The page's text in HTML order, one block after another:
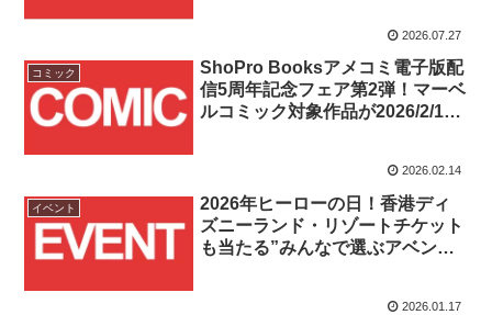
2026.07.27
コミック
ShoPro Booksアメコミ電子版配
信5周年記念フェア第2弾！マーベ
ルコミック対象作品が2026/2/14
2026.02.14
イベント
2026年ヒーローの日！香港ディ
ズニーランド・リゾートチケット
も当たる”みんなで選ぶアベンジ
2026.01.17